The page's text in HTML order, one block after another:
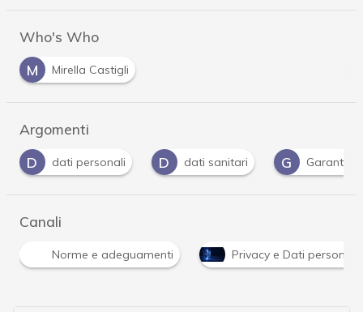
Who's Who
M
Mirella Castigli
Argomenti
D
dati sanitari G Garante Privacy G
Gdpr
Canali
Norme e adeguamenti
Privacy e Dati personali